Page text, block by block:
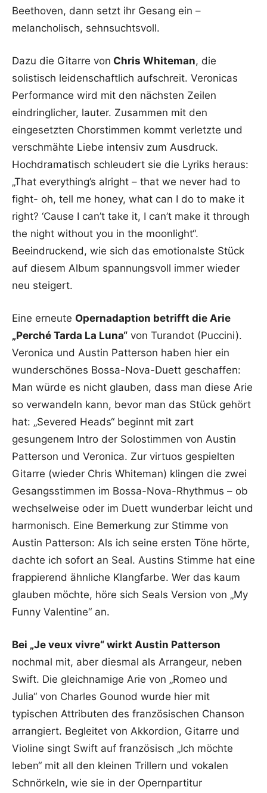
Beethoven, dann setzt ihr Gesang ein –
melancholisch, sehnsuchtsvoll.
Dazu die Gitarre von Chris Whiteman, die
solistisch leidenschaftlich aufschreit. Veronicas
Performance wird mit den nächsten Zeilen
eindringlicher, lauter. Zusammen mit den
eingesetzten Chorstimmen kommt verletzte und
verschmähte Liebe intensiv zum Ausdruck.
Hochdramatisch schleudert sie die Lyriks heraus:
„That everything’s alright – that we never had to
fight- oh, tell me honey, what can I do to make it
right? ‘Cause I can’t take it, I can’t make it through
the night without you in the moonlight“.
Beeindruckend, wie sich das emotionalste Stück
auf diesem Album spannungsvoll immer wieder
neu steigert.
Eine erneute Opernadaption betrifft die Arie
„Perché Tarda La Luna“ von Turandot (Puccini).
Veronica und Austin Patterson haben hier ein
wunderschönes Bossa-Nova-Duett geschaffen:
Man würde es nicht glauben, dass man diese Arie
so verwandeln kann, bevor man das Stück gehört
hat: „Severed Heads“ beginnt mit zart
gesungenem Intro der Solostimmen von Austin
Patterson und Veronica. Zur virtuos gespielten
Gitarre (wieder Chris Whiteman) klingen die zwei
Gesangsstimmen im Bossa-Nova-Rhythmus – ob
wechselweise oder im Duett wunderbar leicht und
harmonisch. Eine Bemerkung zur Stimme von
Austin Patterson: Als ich seine ersten Töne hörte,
dachte ich sofort an Seal. Austins Stimme hat eine
frappierend ähnliche Klangfarbe. Wer das kaum
glauben möchte, höre sich Seals Version von „My
Funny Valentine“ an.
Bei „Je veux vivre“ wirkt Austin Patterson
nochmal mit, aber diesmal als Arrangeur, neben
Swift. Die gleichnamige Arie von „Romeo und
Julia“ von Charles Gounod wurde hier mit
typischen Attributen des französischen Chanson
arrangiert. Begleitet von Akkordion, Gitarre und
Violine singt Swift auf französisch „Ich möchte
leben“ mit all den kleinen Trillern und vokalen
Schnörkeln, wie sie in der Opernpartitur